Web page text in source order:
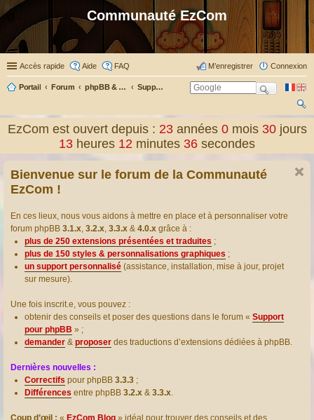
Communauté EzCom
Accès rapide Aide FAQ Connexion
M’enregistrer
Portail Forum phpBB & Co Support pour phpBB
ch
er
EzCom est ouvert depuis : 23 années0 mois30 jours
13 heures 12 minutes 36 secondes
Bienvenue sur le forum de la Communauté
EzCom !
En ces lieux, nous vous aidons à mettre en place et à personnaliser votre
forum phpBB 3.1.x, 3.2.x, 3.3.x & 4.0.x grâce à :
plus de 250 extensions présentées et traduites ;
plus de 150 styles & personnalisations graphiques ;
un support personnalisé (assistance, installation, mise à jour, projet
sur mesure).
Une fois inscrit.e, vous pouvez :
obtenir des conseils et poser des questions dans le forum « Support
pour phpBB » ;
demander & proposer des traductions d’extensions dédiées à phpBB.
Dernières nouvelles :
Correctifs pour phpBB 3.3.3 ;
Différences entre phpBB 3.2.x & 3.3.x.
Coup d’œil : « EzCom Blog » idéal pour trouver des conseils et des